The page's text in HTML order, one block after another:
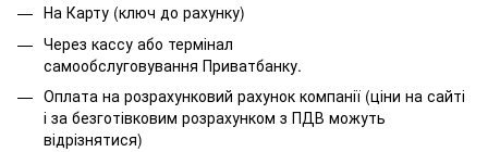
На Карту (ключ до рахунку)
Через кассу або термінал
самообслуговування Приватбанку.
Оплата на розрахунковий рахунок компанії (ціни на сайті
і за безготівковим розрахунком з ПДВ можуть
відрізнятися)